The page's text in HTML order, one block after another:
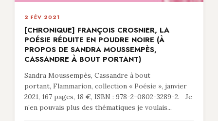
2 FÉV 2021
[CHRONIQUE] FRANÇOIS CROSNIER, LA
POÉSIE RÉDUITE EN POUDRE NOIRE (À
PROPOS DE SANDRA MOUSSEMPÈS,
CASSANDRE À BOUT PORTANT)
Sandra Moussempès, Cassandre à bout
portant, Flammarion, collection « Poésie », janvier
2021, 167 pages, 18 €, ISBN : 978-2-0802-3289-2. Je
n’en pouvais plus des thématiques je voulais...